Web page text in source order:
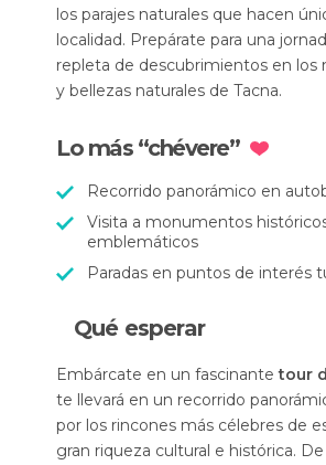
los parajes naturales que hacen
localidad. Prepárate para una
repleta de descubrimientos en
y bellezas naturales de Tacna.
Lo más “chévere”
Recorrido panorámico en
Visita a monumentos
emblemáticos
Paradas en puntos de interés
Qué esperar
Embárcate en un fascinantetour
te llevará en un recorrido
por los rincones más célebres de
gran riqueza cultural e histórica.